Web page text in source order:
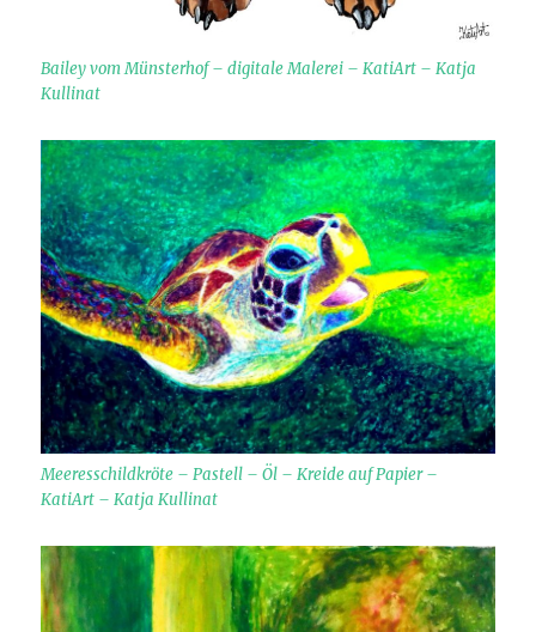
Bailey vom Münsterhof – digitale Malerei – KatiArt – Katja
Kullinat
Meeresschildkröte – Pastell – Öl – Kreide auf Papier –
KatiArt – Katja Kullinat